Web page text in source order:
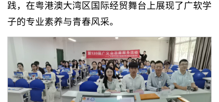
践，在粤港澳大湾区国际经贸舞台上展现了广软学
子的专业素养与青春风采。